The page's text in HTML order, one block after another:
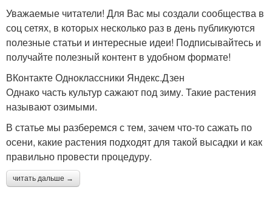
Уважаемые читатели! Для Вас мы создали сообщества в
соц сетях, в которых несколько раз в день публикуются
полезные статьи и интересные идеи! Подписывайтесь и
получайте полезный контент в удобном формате!
ВКонтакте Одноклассники Яндекс.Дзен
Однако часть культур сажают под зиму. Такие растения
называют озимыми.
В статье мы разберемся с тем, зачем что-то сажать по
осени, какие растения подходят для такой высадки и как
правильно провести процедуру.
читать дальше →